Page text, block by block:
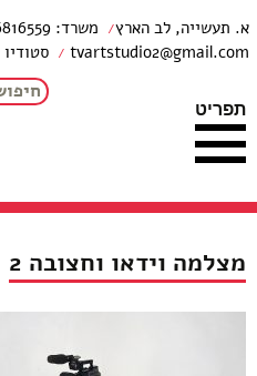
א. תעשייה, לב הארץ משרד: 03-6816559
tvartstudio2@gmail.com
סטודיו 2
תפריט
חיפוש:
מצלמה וידאו וחצובה 2